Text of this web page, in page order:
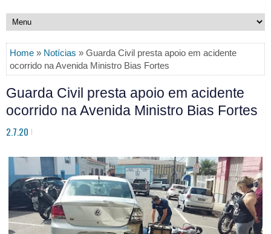
Home » Notícias » Guarda Civil presta apoio em acidente
ocorrido na Avenida Ministro Bias Fortes
Guarda Civil presta apoio em acidente
ocorrido na Avenida Ministro Bias Fortes
2.7.20